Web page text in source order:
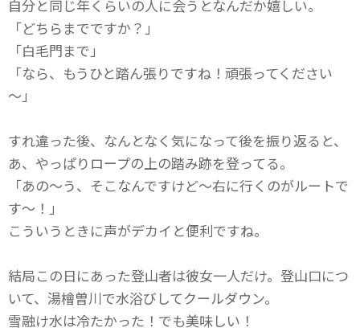
自分と同じ年くらいの人に会うとなんだか嬉しい。
「どちらまでですか？」
「白毛門まで」
「なら、もうひと踏ん張りですね！頑張ってください
～」
すれ違った後、なんとなく気になって後を振り返ると、
あ、やっぱりロープの上の踏み跡を登ってる。
「あの～う、そこなんですけど～右に行くのがルートで
す～！」
こういうときに声がデカイと便利ですね。
結局この日にあった登山者は彼女一人だけ。登山口につ
いて、湯檜曽川で水浴びしてクールダウン。
雪融け水は冷たかった！でも美味しい！